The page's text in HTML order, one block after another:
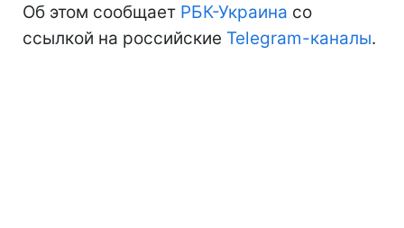
Об этом сообщает РБК-Украина со
ссылкой на российские Telegram-каналы.